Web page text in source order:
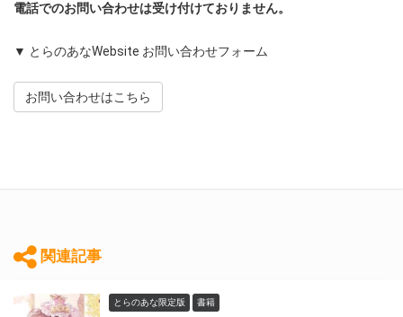
電話でのお問い合わせは受け付けておりません。
▼ とらのあなWebsite お問い合わせフォーム
お問い合わせはこちら
関連記事
とらのあな限定版 書籍